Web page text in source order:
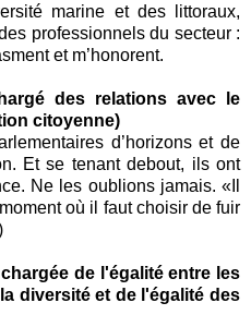
marine et des littoraux,
professionnels du secteur :
et m’honorent.
des relations avec le
citoyenne)
d’horizons et de
Et se tenant debout, ils ont
Ne les oublions jamais. «Il
où il faut choisir de fuir
de l'égalité entre les
diversité et de l'égalité des